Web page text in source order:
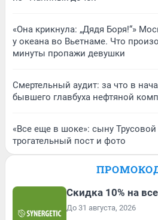
«Она крикнула: „Дядя Боря!“»
у океана во Вьетнаме. Что
минуты пропажи девушки
Смертельный аудит: за что в
бывшего главбуха нефтяной
«Все еще в шоке»: сыну
трогательный пост и фото
Скидка 10% на
До 31 августа, 2026